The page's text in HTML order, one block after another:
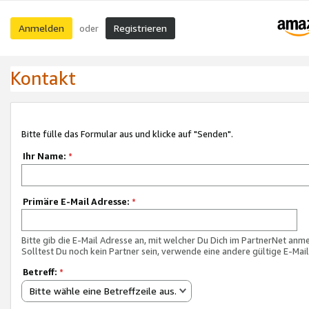
Anmelden oder Registrieren
Kontakt
Bitte fülle das Formular aus und klicke auf "Senden".
Ihr Name: *
Primäre E-Mail Adresse: *
Bitte gib die E-Mail Adresse an, mit welcher Du Dich im PartnerNet
Solltest Du noch kein Partner sein, verwende eine andere gültige E-
Betreff: *
Bitte wähle eine Betreffzeile aus.